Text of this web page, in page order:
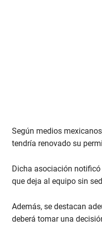
Según medios
tendría renovado su
Dicha asociación notificó
que deja al equipo sin
Además, se destacan
deberá tomar una